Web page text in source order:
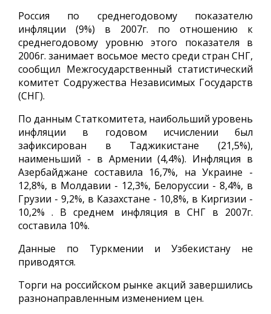
Россия по среднегодовому показателю
инфляции (9%) в 2007г. по отношению к
среднегодовому уровню этого показателя в
2006г. занимает восьмое место среди стран СНГ,
сообщил Межгосударственный статистический
комитет Содружества Независимых Государств
(СНГ).
По данным Статкомитета, наибольший уровень
инфляции в годовом исчислении был
зафиксирован в Таджикистане (21,5%),
наименьший - в Армении (4,4%). Инфляция в
Азербайджане составила 16,7%, на Украине -
12,8%, в Молдавии - 12,3%, Белоруссии - 8,4%, в
Грузии - 9,2%, в Казахстане - 10,8%, в Киргизии -
10,2% . В среднем инфляция в СНГ в 2007г.
составила 10%.
Данные по Туркмении и Узбекистану не
приводятся.
Торги на российском рынке акций завершились
разнонаправленным изменением цен.